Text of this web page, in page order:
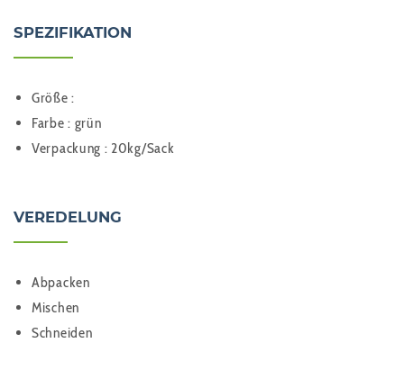
SPEZIFIKATION
Größe :
Farbe : grün
Verpackung : 20kg/Sack
VEREDELUNG
Abpacken
Mischen
Schneiden